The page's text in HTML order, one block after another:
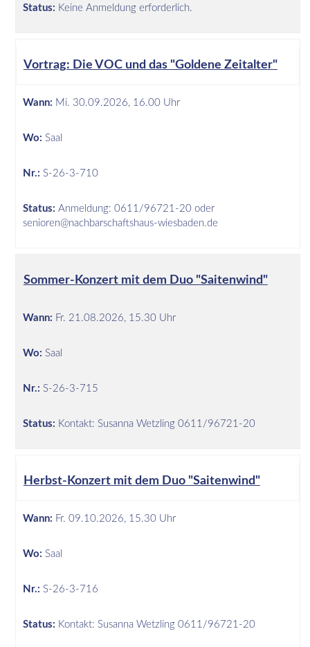
Status: Keine Anmeldung erforderlich.
Vortrag: Die VOC und das "Goldene Zeitalter"
Wann: Mi. 30.09.2026, 16.00 Uhr
Wo: Saal
Nr.: S-26-3-710
Status: Anmeldung: 0611/96721-20 oder
senioren@nachbarschaftshaus-wiesbaden.de
Sommer-Konzert mit dem Duo "Saitenwind"
Wann: Fr. 21.08.2026, 15.30 Uhr
Wo: Saal
Nr.: S-26-3-715
Status: Kontakt: Susanna Wetzling 0611/96721-20
Herbst-Konzert mit dem Duo "Saitenwind"
Wann: Fr. 09.10.2026, 15.30 Uhr
Wo: Saal
Nr.: S-26-3-716
Status: Kontakt: Susanna Wetzling 0611/96721-20